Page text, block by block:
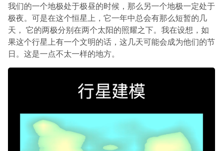
我们的一个地极处于极昼的时候，那么另一个地极一定处于
极夜。可是在这个恒星上，它一年中总会有那么短暂的几
天， 它的两极分别在两个太阳的照耀之下。我在设想，如
果这个行星上有一个文明的话，这几天可能会成为他们的节
日。这是一点不太一样的地方。